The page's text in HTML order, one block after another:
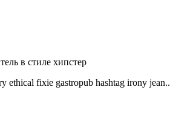
в стиле хипстер
ethical fixie gastropub hashtag irony jean